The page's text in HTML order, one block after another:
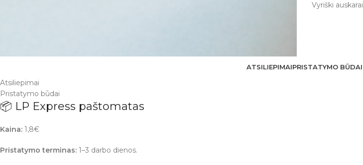
Vyriški auskarai
ATSILIEPIMAIPRISTATYMO BŪDAI
Atsiliepimai
Pristatymo būdai
📦 LP Express paštomatas
Kaina: 1,8€
Pristatymo terminas: 1–3 darbo dienos.